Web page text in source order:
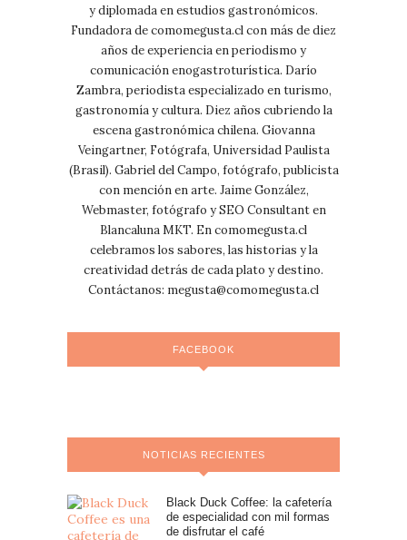
y diplomada en estudios gastronómicos.
Fundadora de comomegusta.cl con más de diez
años de experiencia en periodismo y
comunicación enogastroturística. Darío
Zambra, periodista especializado en turismo,
gastronomía y cultura. Diez años cubriendo la
escena gastronómica chilena. Giovanna
Veingartner, Fotógrafa, Universidad Paulista
(Brasil). Gabriel del Campo, fotógrafo, publicista
con mención en arte. Jaime González,
Webmaster, fotógrafo y SEO Consultant en
Blancaluna MKT. En comomegusta.cl
celebramos los sabores, las historias y la
creatividad detrás de cada plato y destino.
Contáctanos: megusta@comomegusta.cl
FACEBOOK
NOTICIAS RECIENTES
Black Duck Coffee: la cafetería
de especialidad con mil formas
de disfrutar el café